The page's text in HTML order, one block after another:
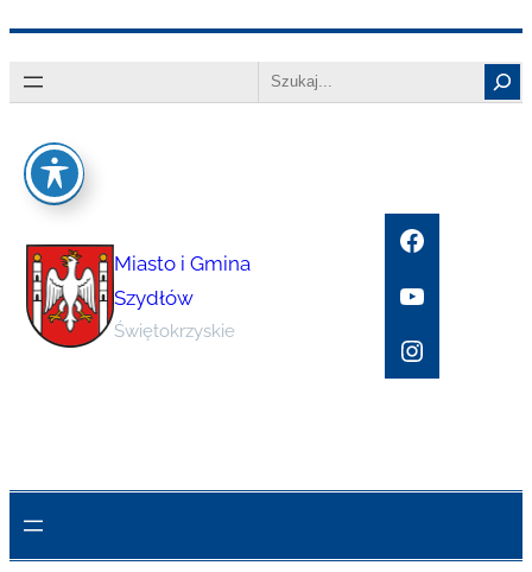
do
Search
Miasto i Gmina
Szydłów
Świętokrzyskie
Facebook
YouTube
Instagram